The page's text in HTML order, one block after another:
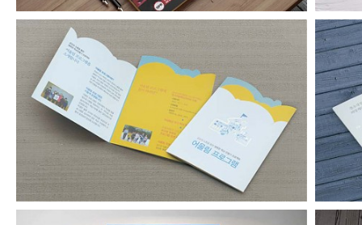
어울림프로그램 리플릿